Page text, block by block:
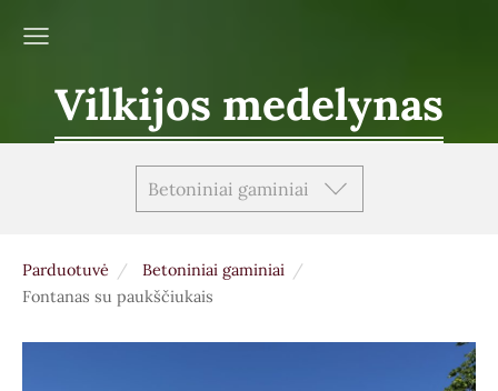
Vilkijos medelynas
Betoniniai gaminiai
Parduotuvė
Betoniniai gaminiai
Fontanas su paukščiukais